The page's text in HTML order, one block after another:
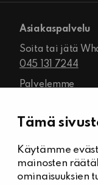
Tämä
Käytämme
mainosten
ominaisuuksien
Asiakaspalvelu
Soita tai jätä
045 131 7244
Palvelemme
Kiinteistöhuolto